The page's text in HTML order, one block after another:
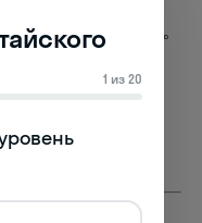
我的工作是翻译。
Wǒ de
gāoxìng!)
Моя
китайского
1 из 20